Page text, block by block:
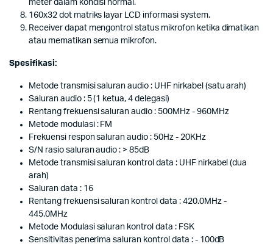
meter dalam kondisi normal.
160x32 dot matriks layar LCD informasi system.
Receiver dapat mengontrol status mikrofon ketika dimatikan
atau mematikan semua mikrofon.
Spesifikasi:
Metode transmisi saluran audio : UHF nirkabel (satu arah)
Saluran audio : 5 (1 ketua, 4 delegasi)
Rentang frekuensi saluran audio : 500MHz - 960MHz
Metode modulasi : FM
Frekuensi respon saluran audio : 50Hz - 20KHz
S/N rasio saluran audio : > 85dB
Metode transmisi saluran kontrol data : UHF nirkabel (dua
arah)
Saluran data : 16
Rentang frekuensi saluran kontrol data : 420.0MHz -
445.0MHz
Metode Modulasi saluran kontrol data : FSK
Sensitivitas penerima saluran kontrol data : - 100dB